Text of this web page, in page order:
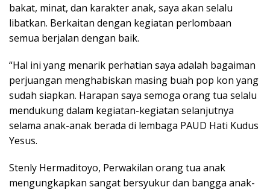
bakat, minat, dan karakter anak, saya akan selalu
libatkan. Berkaitan dengan kegiatan perlombaan
semua berjalan dengan baik.
“Hal ini yang menarik perhatian saya adalah bagaiman
perjuangan menghabiskan masing buah pop kon yang
sudah siapkan. Harapan saya semoga orang tua selalu
mendukung dalam kegiatan-kegiatan selanjutnya
selama anak-anak berada di lembaga PAUD Hati Kudus
Yesus.
Stenly Hermaditoyo, Perwakilan orang tua anak
mengungkapkan sangat bersyukur dan bangga anak-